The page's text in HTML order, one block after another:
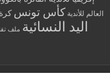
العالم للأندية كأس تونس
اليد النسائية ملف